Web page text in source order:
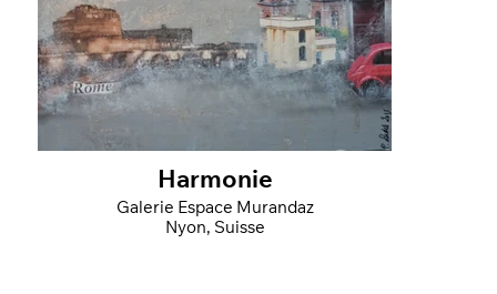
Harmonie
Galerie Espace Murandaz
Nyon, Suisse